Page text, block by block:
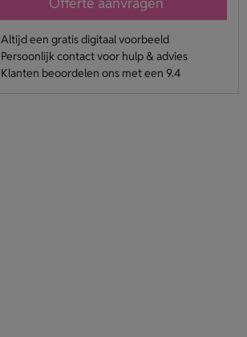
Altijd een gratis digitaal voorbeeld
Persoonlijk contact voor hulp & advies
Klanten beoordelen ons met een 9.4